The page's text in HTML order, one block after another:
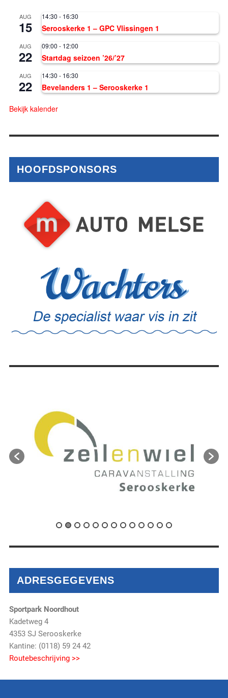
AUG
15
14:30 - 16:30
Serooskerke 1 – GPC Vlissingen 1
AUG
22
09:00 - 12:00
Startdag seizoen ’26/’27
AUG
22
14:30 - 16:30
Bevelanders 1 – Serooskerke 1
Bekijk kalender
HOOFDSPONSORS
ADRESGEGEVENS
Sportpark Noordhout
Kadetweg 4
4353 SJ Serooskerke
Kantine: (0118) 59 24 42
Routebeschrijving >>